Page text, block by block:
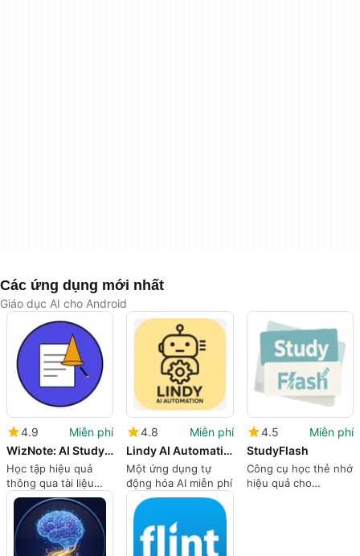
Các ứng dụng mới nhất
Giáo dục AI cho Android
4.9
Miễn phí
WizNote: AI Study Guide
Học tập hiệu quả
thông qua tài liệu
học tập tự động
4.8
Miễn phí
Lindy AI Automation Guidance
Một ứng dụng tự
động hóa AI miễn phí
4.5
Miễn phí
StudyFlash
Công cụ học thẻ nhớ
hiệu quả cho